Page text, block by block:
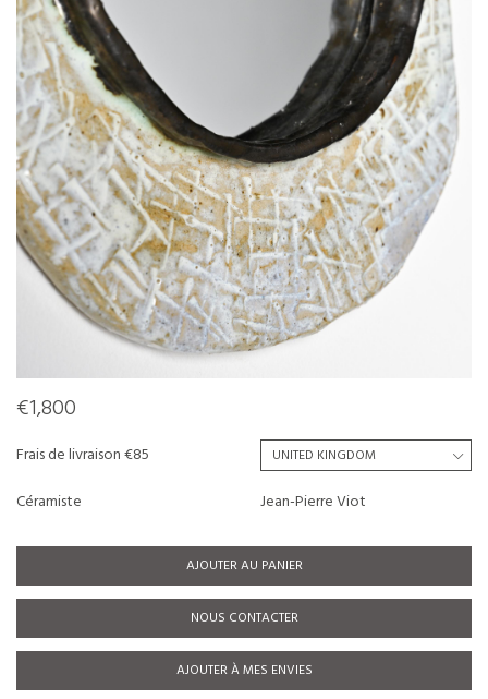
€1,800
Frais de livraison €85
Céramiste
Jean-Pierre Viot
AJOUTER AU PANIER
NOUS CONTACTER
AJOUTER À MES ENVIES